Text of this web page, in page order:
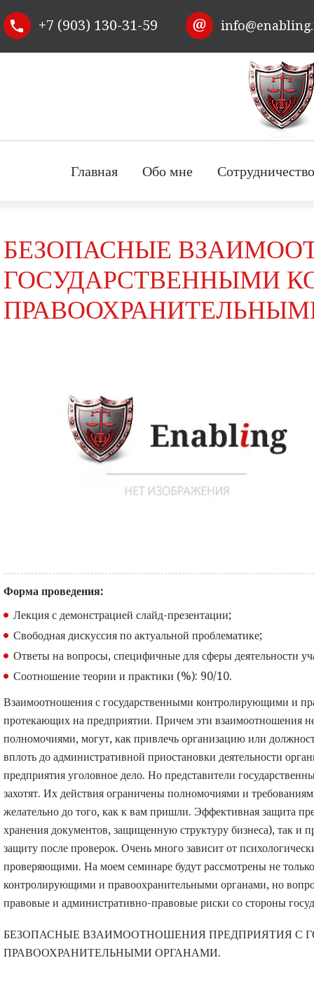
основному
+7 (903) 130-31-59
Главная Обо мне Сотрудничество
БЕЗОПАСНЫЕ
ГОСУДАРСТВЕННЫМИ
Форма проведения:
Лекция с демонстрацией слайд-презентации;
Свободная дискуссия по актуальной проблематике;
Ответы на вопросы, специфичные для сферы деятельности
Соотношение теории и практики (%): 90/10.
Взаимоотношения с государственными контролирующими и
протекающих на предприятии. Причем эти взаимоотношения
полномочиями, могут, как привлечь организацию или
вплоть до административной приостановки деятельности
предприятия уголовное дело. Но представители
захотят. Их действия ограничены полномочиями и
желательно до того, как к вам пришли. Эффективная защита
хранения документов, защищенную структуру бизнеса), так
защиту после проверок. Очень много зависит от
проверяющими. На моем семинаре будут рассмотрены не
контролирующими и правоохранительными органами, но
правовые и административно-правовые риски со стороны
БЕЗОПАСНЫЕ ВЗАИМООТНОШЕНИЯ ПРЕДПРИЯТИЯ
ПРАВООХРАНИТЕЛЬНЫМИ ОРГАНАМИ.